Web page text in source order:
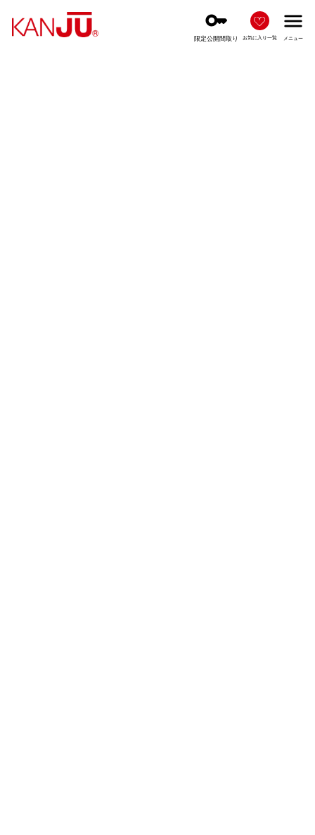
key
限定公開間取り お気に入り一覧
menu
メニュー